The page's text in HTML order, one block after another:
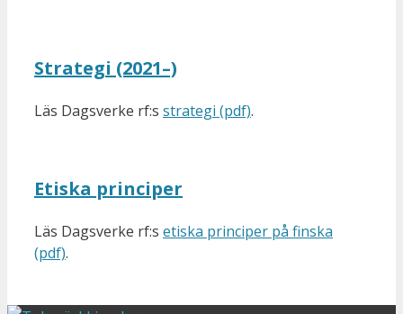
Strategi (2021–)
Läs Dagsverke rf:s strategi (pdf).
Etiska principer
Läs Dagsverke rf:s etiska principer på finska
(pdf).